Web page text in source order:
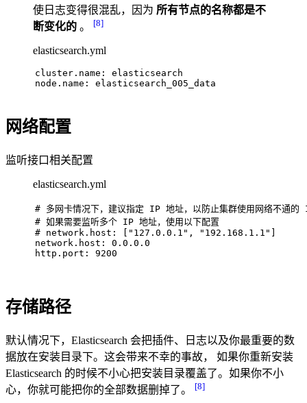
使日志变得很混乱，因为 所有节点的名称都是不
断变化的 。 [8]
elasticsearch.yml
cluster.name: elasticsearch
node.name: elasticsearch_005_data
网络配置
监听接口相关配置
elasticsearch.yml
# 多网卡情况下，建议指定 IP 地址，以防止集群使用网络不通的
# 如果需要监听多个 IP 地址，使用以下配置
# network.host: [ "127.0.0.1" , "192.168.1.1"
network.host: 0.0.0.0
http.port: 9200
存储路径
默认情况下，Elasticsearch 会把插件、日志以及你最重要的数
据放在安装目录下。这会带来不幸的事故， 如果你重新安装
Elasticsearch 的时候不小心把安装目录覆盖了。如果你不小
心，你就可能把你的全部数据删掉了。
[8]